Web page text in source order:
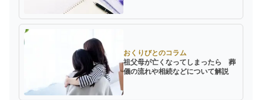
おくりびとのコラム
祖父母が亡くなってしまったら 葬
儀の流れや相続などについて解説